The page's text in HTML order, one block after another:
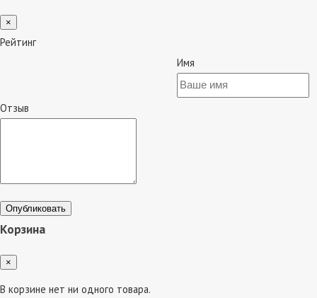
×
Рейтинг
Имя
Отзыв
Опубликовать
Корзина
×
В корзине нет ни одного товара.